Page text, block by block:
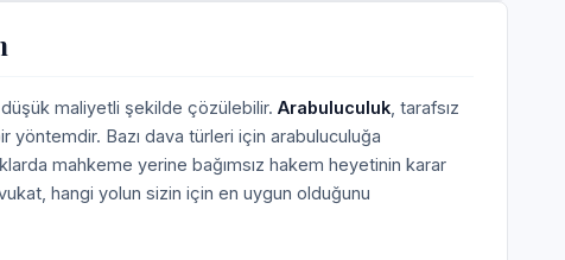
düşük maliyetli şekilde çözülebilir. Arabuluculuk , tarafsız
yöntemdir. Bazı dava türleri için arabuluculuğa
mahkeme yerine bağımsız hakem heyetinin karar
hangi yolun sizin için en uygun olduğunu